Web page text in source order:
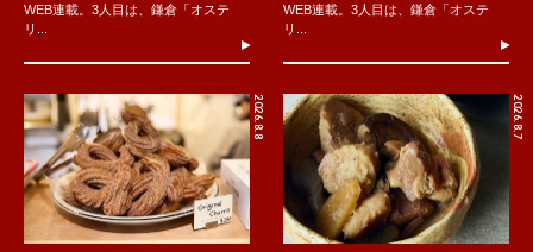
WEB連載。3人目は、鎌倉「オステ
リ...
WEB連載。3人目は、鎌倉「オステ
リ...
2026.8.8 2026.8.7